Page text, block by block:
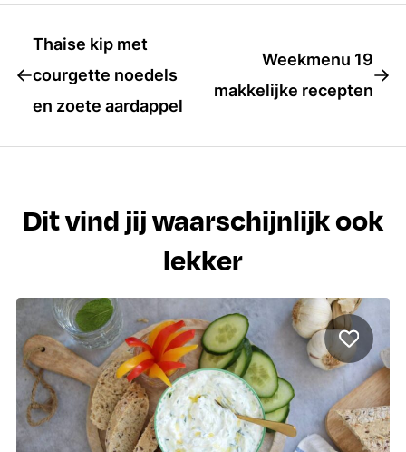
Thaise kip met
courgette noedels
en zoete aardappel
Weekmenu 19
makkelijke recepten
Dit vind jij waarschijnlijk ook
lekker